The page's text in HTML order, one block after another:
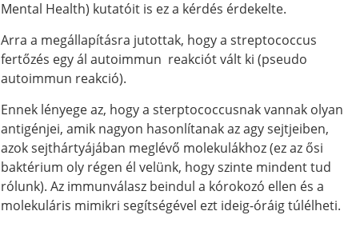
Mental Health) kutatóit is ez a kérdés érdekelte.
Arra a megállapításra jutottak, hogy a streptococcus
fertőzés egy ál autoimmun reakciót vált ki (pseudo
autoimmun reakció).
Ennek lényege az, hogy a sterptococcusnak vannak olyan
antigénjei, amik nagyon hasonlítanak az agy sejtjeiben,
azok sejthártyájában meglévő molekulákhoz (ez az ősi
baktérium oly régen él velünk, hogy szinte mindent tud
rólunk). Az immunválasz beindul a kórokozó ellen és a
molekuláris mimikri segítségével ezt ideig-óráig túlélheti.